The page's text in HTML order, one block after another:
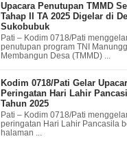
Upacara Penutupan TMMD
Tahap II TA 2025 Digelar di
Sukobubuk
Pati – Kodim 0718/Pati
penutupan program TNI
Membangun Desa (TMMD) ...
Kodim 0718/Pati Gelar
Peringatan Hari Lahir
Tahun 2025
Pati – Kodim 0718/Pati
peringatan Hari Lahir Pancasila
halaman ...